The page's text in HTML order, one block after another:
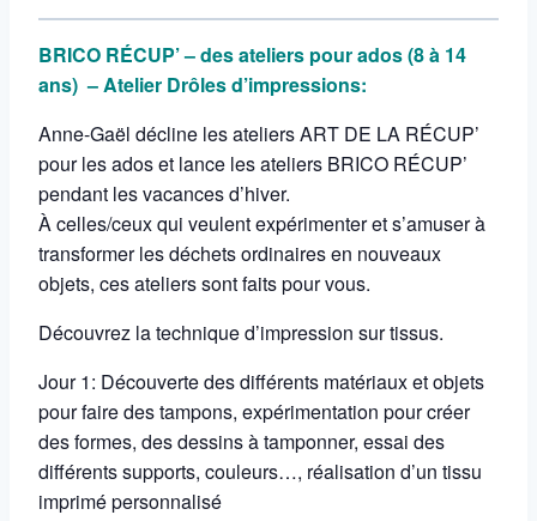
BRICO RÉCUP’ – des ateliers pour ados (8 à 14
ans) – Atelier Drôles d’impressions:
Anne-Gaël décline les ateliers ART DE LA RÉCUP’
pour les ados et lance les ateliers BRICO RÉCUP’
pendant les vacances d’hiver.
À celles/ceux qui veulent expérimenter et s’amuser à
transformer les déchets ordinaires en nouveaux
objets, ces ateliers sont faits pour vous.
Découvrez la technique d’impression sur tissus.
Jour 1: Découverte des différents matériaux et objets
pour faire des tampons, expérimentation pour créer
des formes, des dessins à tamponner, essai des
différents supports, couleurs…, réalisation d’un tissu
imprimé personnalisé